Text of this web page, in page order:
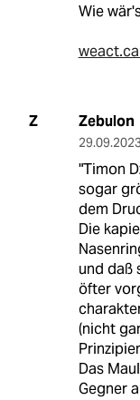
Wie
Z Zebulon
29.09.2023
"Timon
sogar
dem
Die
und daß
öfter
(nicht
Das
Gegner